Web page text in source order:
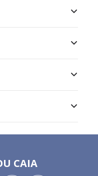
CAIA